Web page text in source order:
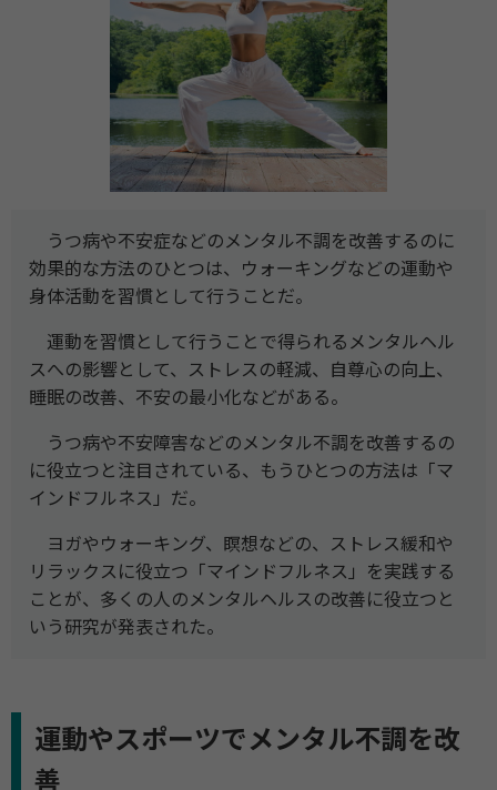
うつ病や不安症などのメンタル不調を改善するのに
効果的な方法のひとつは、ウォーキングなどの運動や
身体活動を習慣として行うことだ。
運動を習慣として行うことで得られるメンタルヘル
スへの影響として、ストレスの軽減、自尊心の向上、
睡眠の改善、不安の最小化などがある。
うつ病や不安障害などのメンタル不調を改善するの
に役立つと注目されている、もうひとつの方法は「マ
インドフルネス」だ。
ヨガやウォーキング、瞑想などの、ストレス緩和や
リラックスに役立つ「マインドフルネス」を実践する
ことが、多くの人のメンタルヘルスの改善に役立つと
いう研究が発表された。
運動やスポーツでメンタル不調を改
善